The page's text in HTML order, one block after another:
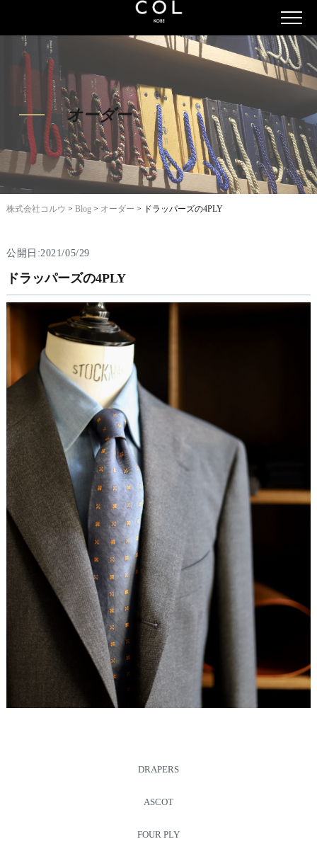
オーダー
株式会社コルウ > Blog> オーダー > ドラッパーズの4PLY
公開日:2021/05/29
ドラッパーズの4PLY
DRAPERS
ASCOT
FOUR PLY